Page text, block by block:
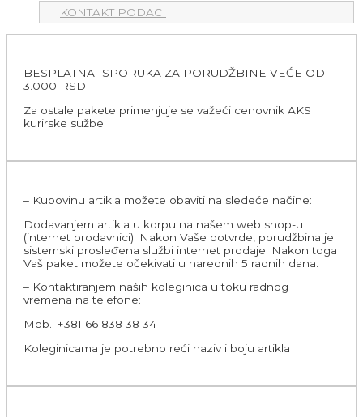
KONTAKT PODACI
BESPLATNA ISPORUKA ZA PORUDŽBINE VEĆE OD
3.000 RSD
Za ostale pakete primenjuje se važeći cenovnik AKS
kurirske sužbe
– Kupovinu artikla možete obaviti na sledeće načine:
Dodavanjem artikla u korpu na našem web shop-u
(internet prodavnici). Nakon Vaše potvrde, porudžbina je
sistemski prosleđena službi internet prodaje. Nakon toga
Vaš paket možete očekivati u narednih 5 radnih dana.
– Kontaktiranjem naših koleginica u toku radnog
vremena na telefone:
Mob.: +381 66 838 38 34
Koleginicama je potrebno reći naziv i boju artikla